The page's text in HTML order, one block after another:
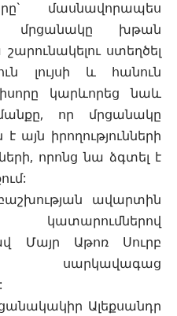
մասնավորապես
մրցանակը խթան
ստեղծել
լույսի և հանուն
կարևորեց նաև
որ մրցանակը
այն իրողությունների
որոնց նա ձգտել է
ավարտին
կատարումներով
Մայր Աթոռ Սուրբ
սարկավագաց
Ալեքսանդր